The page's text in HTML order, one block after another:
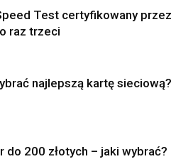
Test certyfikowany przez
raz trzeci
najlepszą kartę sieciową?
do 200 złotych – jaki wybrać?